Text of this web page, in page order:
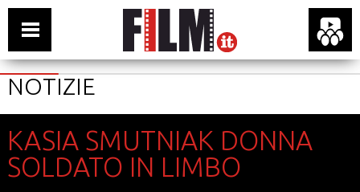
NOTIZIE
KASIA SMUTNIAK DONNA
SOLDATO IN LIMBO